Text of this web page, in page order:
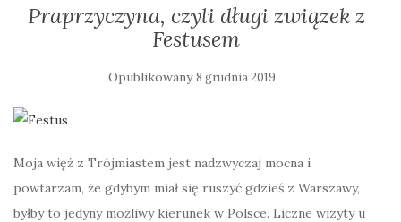
Praprzyczyna, czyli długi związek z
Festusem
Opublikowany8 grudnia 2019
Moja więź z Trójmiastem jest nadzwyczaj mocna i
powtarzam, że gdybym miał się ruszyć gdzieś z Warszawy,
byłby to jedyny możliwy kierunek w Polsce. Liczne wizyty u